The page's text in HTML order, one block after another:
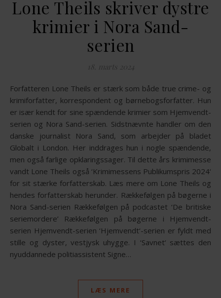
Lone Theils skriver dystre
krimier i Nora Sand-
serien
18. marts 2024
Forfatteren Lone Theils er stærk som både true crime- og
krimiforfatter, korrespondent og børnebogsforfatter. Hun
er især kendt for sine spændende krimier som Hjemvendt-
serien og Nora Sand-serien. Sidstnævnte handler om den
danske journalist Nora Sand, som arbejder på bladet
Globalt i London. Her inddrages hun i nogle spændende,
men også farlige opklaringssager. Til dette års krimimesse
vandt Lone Theils også ‘Krimimessens Publikumspris 2024‘
for sit stærke forfatterskab. Læs mere om Lone Theils og
hendes forfatterskab herunder. Rækkefølgen på bøgerne i
Nora Sand-serien Rækkefølgen på podcastet ‘De britiske
seriemordere’ Rækkefølgen på bøgerne i Hjemvendt-
serien Hjemvendt-serien ‘Hjemvendt‘-serien er fyldt med
stille og dyster, vestjysk uhygge. I ‘Savnet‘ sættes den
nyuddannede politiassistent Signe…
LÆS MERE